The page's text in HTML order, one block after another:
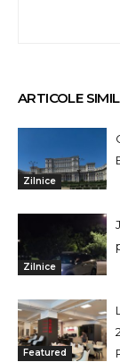
ARTICOLE
Zilnice
Zilnice
Featured